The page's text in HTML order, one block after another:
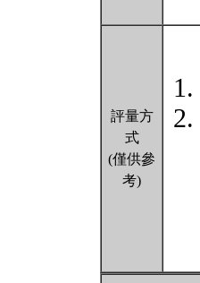
評量方
式
(僅供參
考)